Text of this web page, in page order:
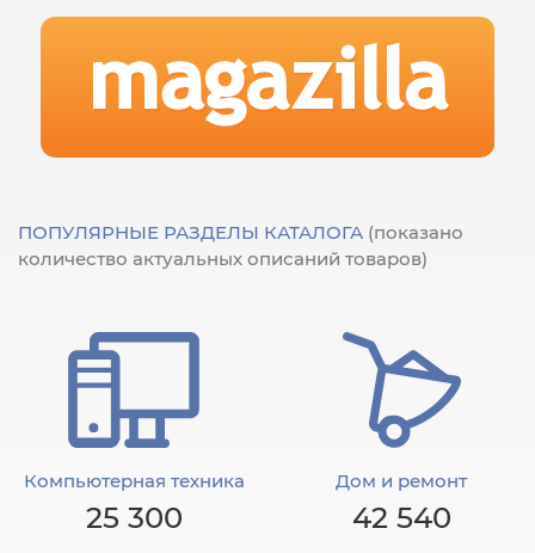
ПОПУЛЯРНЫЕ РАЗДЕЛЫ КАТАЛОГА (показано
количество актуальных описаний товаров)
Компьютерная техника
25 300
Дом и ремонт
42 540